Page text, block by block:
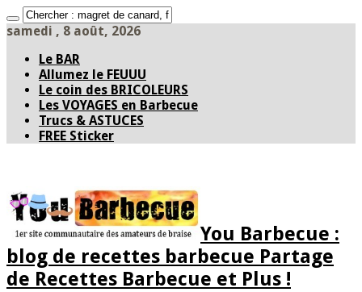
samedi , 8 août, 2026
Le BAR
Allumez le FEUUU
Le coin des BRICOLEURS
Les VOYAGES en Barbecue
Trucs & ASTUCES
FREE Sticker
You Barbecue :
blog de recettes barbecue Partage
de Recettes Barbecue et Plus !